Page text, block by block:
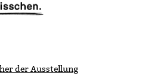
der Ausstellung